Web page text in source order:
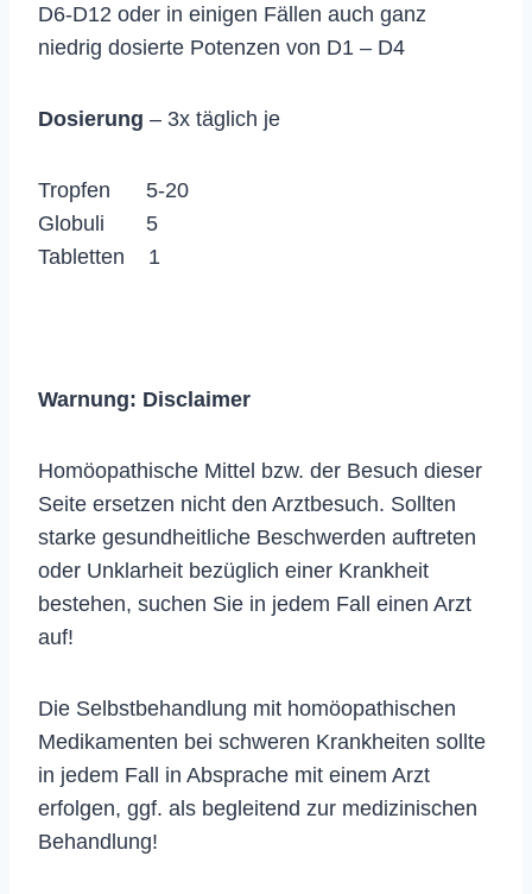
D6-D12 oder in einigen Fällen auch ganz
niedrig dosierte Potenzen von D1 – D4
Dosierung – 3x täglich je
Tropfen 5-20
Globuli 5
Tabletten 1
Warnung: Disclaimer
Homöopathische Mittel bzw. der Besuch dieser
Seite ersetzen nicht den Arztbesuch. Sollten
starke gesundheitliche Beschwerden auftreten
oder Unklarheit bezüglich einer Krankheit
bestehen, suchen Sie in jedem Fall einen Arzt
auf!
Die Selbstbehandlung mit homöopathischen
Medikamenten bei schweren Krankheiten sollte
in jedem Fall in Absprache mit einem Arzt
erfolgen, ggf. als begleitend zur medizinischen
Behandlung!